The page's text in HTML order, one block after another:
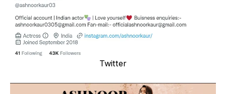
Twitter